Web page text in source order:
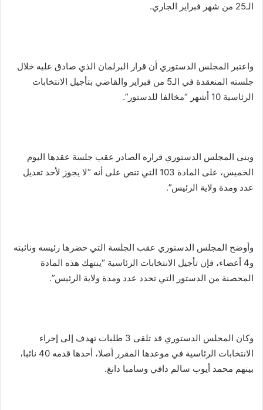
الـ25 من شهر فبراير الجاري.
واعتبر المجلس الدستوري أن قرار البرلمان الذي صادق عليه خلال
جلسته المنعقدة في الـ5 من فبراير والقاضي بتأجيل الانتخابات
الرئاسية 10 أشهر “مخالفا للدستور”.
وبنى المجلس الدستوري قراره الصادر عقب جلسة عقدها اليوم
الخميس، على المادة 103 التي تنص على أنه “لا يجوز لأحد تعديل
عدد ومدة ولاية الرئيس”.
وأوضح المجلس الدستوري عقب الجلسة التي حضرها رئيسه ونائبته
و4 أعضاء، فإن تأجيل الانتخابات الرئاسية “ينتهك هذه المادة
المحصنة من الدستور التي تحدد عدد ومدة ولاية الرئيس”.
وكان المجلس الدستوري قد تلقى 3 طلبات تهدف إلى إجراء
الانتخابات الرئاسية في موعدها المقرر أصلا، أحدها قدمه 40 نائبا،
بينهم محمد أيوب سالم دافي وسامبا دانغ.